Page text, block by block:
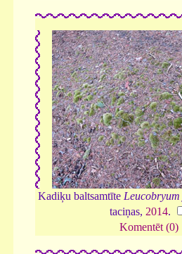
Kadiķu baltsamtīte
taciņas, 2014.
Komentēt (0)